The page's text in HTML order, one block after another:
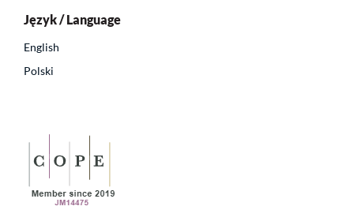
Język / Language
English
Polski